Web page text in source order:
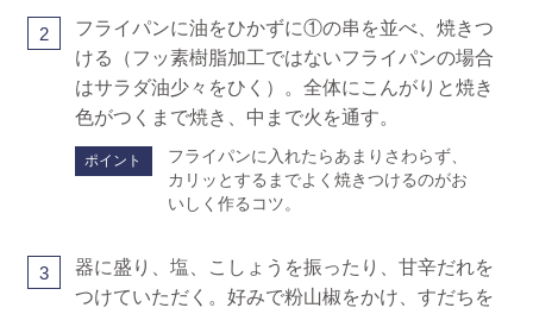
2
フライパンに油をひかずに①の串を並べ、焼きつ
ける（フッ素樹脂加工ではないフライパンの場合
はサラダ油少々をひく）。全体にこんがりと焼き
色がつくまで焼き、中まで火を通す。
ポイント
フライパンに入れたらあまりさわらず、
カリッとするまでよく焼きつけるのがお
いしく作るコツ。
3
器に盛り、塩、こしょうを振ったり、甘辛だれを
つけていただく。好みで粉山椒をかけ、すだちを